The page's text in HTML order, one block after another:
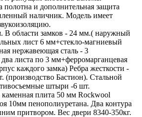
и дополнительная защита
наличник. Модель имеет
области замков - 24 мм.( наружный
лист 6 мм+стекло-магниевый
нержавеющая сталь - 3
листа по 3 мм+ферромарганцевая
каждого замка) Ребра жесткости -
(производство Бастион). Стальной
штыри -6 шт.
каменная плита 50 мм Rockwool
10мм пенополиуретана. Два контура
притвором. Вес двери 8340-350кг.